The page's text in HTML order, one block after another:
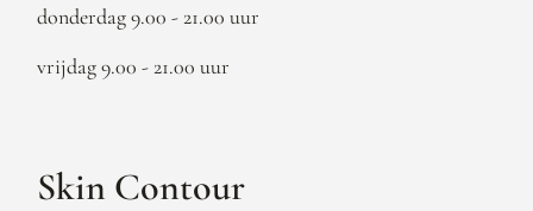
donderdag 9.00 - 21.00 uur
vrijdag 9.00 - 21.00 uur
Skin Contour